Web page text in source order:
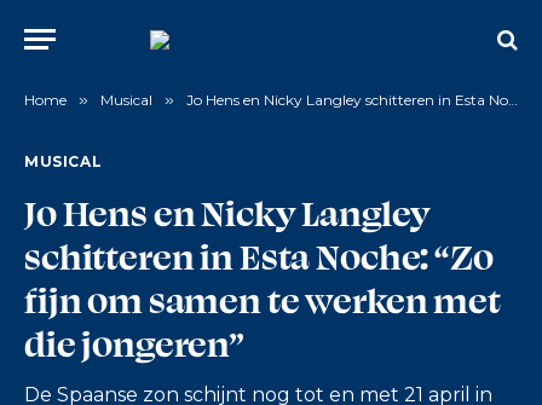
Home » Musical » Jo Hens en Nicky Langley schitteren in Esta Noche: “Zo fijn om samen te werken met die jongeren”
MUSICAL
Jo Hens en Nicky Langley
schitteren in Esta Noche: “Zo
fijn om samen te werken met
die jongeren”
De Spaanse zon schijnt nog tot en met 21 april in